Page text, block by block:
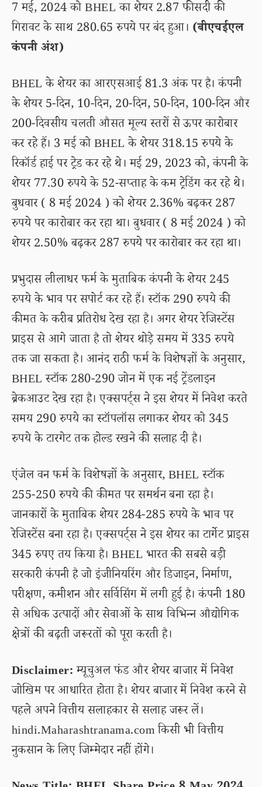
7 मई, 2024 को BHEL का शेयर 2.87 फीसदी की
गिरावट के साथ 280.65 रुपये पर बंद हुआ। (बीएचईएल
कंपनी अंश)
BHEL के शेयर का आरएसआई 81.3 अंक पर है। कंपनी
के शेयर 5-दिन, 10-दिन, 20-दिन, 50-दिन, 100-दिन और
200-दिवसीय चलती औसत मूल्य स्तरों से ऊपर कारोबार
कर रहे हैं। 3 मई को BHEL के शेयर 318.15 रुपये के
रिकॉर्ड हाई पर ट्रेड कर रहे थे। मई 29, 2023 को, कंपनी के
शेयर 77.30 रुपये के 52-सप्ताह के कम ट्रेडिंग कर रहे थे।
बुधवार ( 8 मई 2024 ) को शेयर 2.36% बढ़कर 287
रुपये पर कारोबार कर रहा था। बुधवार ( 8 मई 2024 ) को
शेयर 2.50% बढ़कर 287 रुपये पर कारोबार कर रहा था।
प्रभुदास लीलाधर फर्म के मुताबिक कंपनी के शेयर 245
रुपये के भाव पर सपोर्ट कर रहे हैं। स्टॉक 290 रुपये की
कीमत के करीब प्रतिरोध देख रहा है। अगर शेयर रेजिस्टेंस
प्राइस से आगे जाता है तो शेयर थोड़े समय में 335 रुपये
तक जा सकता है। आनंद राठी फर्म के विशेषज्ञों के अनुसार,
BHEL स्टॉक 280-290 जोन में एक नई ट्रेंडलाइन
ब्रेकआउट देख रहा है। एक्सपर्ट्स ने इस शेयर में निवेश करते
समय 290 रुपये का स्टॉपलॉस लगाकर शेयर को 345
रुपये के टारगेट तक होल्ड रखने की सलाह दी है।
एंजेल वन फर्म के विशेषज्ञों के अनुसार, BHEL स्टॉक
255-250 रुपये की कीमत पर समर्थन बना रहा है।
जानकारों के मुताबिक शेयर 284-285 रुपये के भाव पर
रेजिस्टेंस बना रहा है। एक्सपर्ट्स ने इस शेयर का टार्गेट प्राइस
345 रुपए तय किया है। BHEL भारत की सबसे बड़ी
सरकारी कंपनी है जो इंजीनियरिंग और डिजाइन, निर्माण,
परीक्षण, कमीशन और सर्विसिंग में लगी हुई है। कंपनी 180
से अधिक उत्पादों और सेवाओं के साथ विभिन्न औद्योगिक
क्षेत्रों की बढ़ती जरूरतों को पूरा करती है।
Disclaimer:म्यूचुअल फंड और शेयर बाजार में निवेश
जोखिम पर आधारित होता है। शेयर बाजार में निवेश करने से
पहले अपने वित्तीय सलाहकार से सलाह जरूर लें।
hindi.Maharashtranama.com किसी भी वित्तीय
नुकसान के लिए जिम्मेदार नहीं होंगे।